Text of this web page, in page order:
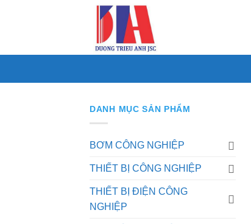
DANH MỤC SẢN PHẨM
BƠM CÔNG NGHIỆP
THIẾT BỊ CÔNG NGHIỆP
THIẾT BỊ ĐIỆN CÔNG
NGHIỆP